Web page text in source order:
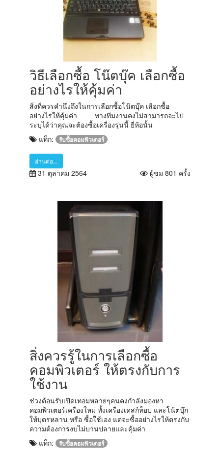
วิธีเลือกซื้อ โน๊ตบุ๊ค เลือกซื้อ
อย่างไรให้คุ้มค่า
สิ่งที่ควรคำนึงถึงในการเลือกซื้อโน๊ตบุ๊ค เลือกซื้อ
อย่างไรให้คุ้มค่า ทางทีมงานคงไม่สามารถจะไป
ระบุได้ว่าคุณจะต้องซื้อเครื่องรุ่นนี้ ยี่ห้อนั้น
แท็ก:
รับซื้อคอมพิวเตอร์
อ่านต่อ...
31 ตุลาคม 2564 ผู้ชม 801 ครั้ง
สิ่งควรรู้ในการเลือกซื้อ
คอมพิวเตอร์ ให้ตรงกับการ
ใช้งาน
ช่วงต้อนรับเปิดเทอมหลายๆคนคงกำลังมองหา
คอมพิวเตอร์เครื่องใหม่ ทั้งเครื่องเดสก์ท็อป และโน้ตบุ๊ก
ให้บุตรหลาน หรือ ซื้อใช้เอง แต่จะซื้ออย่างไรให้ตรงกับ
ความต้องการงบไม่บานปลายและคุ้มค่า
แท็ก:
รับซื้อคอมพิวเตอร์